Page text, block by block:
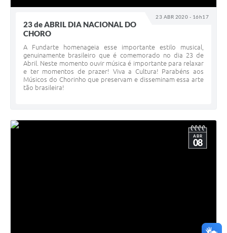
23 ABR 2020 - 16h17
23 de ABRIL DIA NACIONAL DO
CHORO
A Fundarte homenageia esse importante estilo musical,
genuinamente brasileiro que é comemorado no dia 23 de
Abril. Neste momento ouvir música é importante para relaxar
e ter momentos de prazer! Viva a Cultura! Parabéns aos
Músicos do Chorinho que preservam e disseminam essa arte
tão brasileira!
ABR
08